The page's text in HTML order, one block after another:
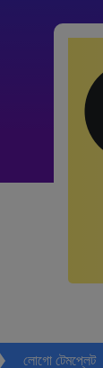
লোগো টেমপ্লেট